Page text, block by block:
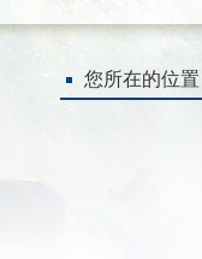
您所在的位